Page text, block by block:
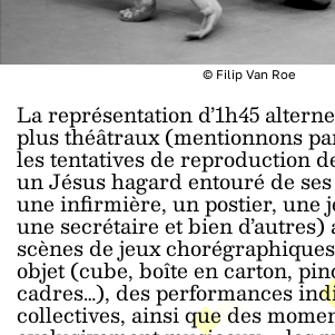
© Filip Van Roe
La représentation d’1h45
plus théâtraux (mentionnons
les tentatives de reproduction
un Jésus hagard entouré de
une infirmière, un postier, une
une secrétaire et bien d’autres)
scènes de jeux
objet (cube, boîte en carton,
cadres…), des performances
collectives, ainsi que des